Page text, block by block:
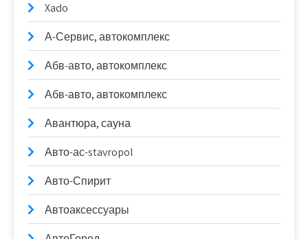
Xado
А-Сервис, автокомплекс
Абв-авто, автокомплекс
Абв-авто, автокомплекс
Авантюра, сауна
Авто-ас-stavropol
Авто-Спирит
Автоаксессуары